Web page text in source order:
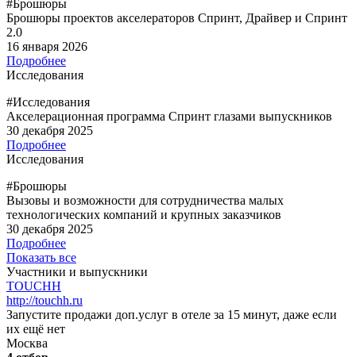
#Брошюры
Брошюры проектов акселераторов Спринт, Драйвер и Спринт
2.0
16 января 2026
Подробнее
Исследования
#Исследования
Акселерационная программа Спринт глазами выпускников
30 декабря 2025
Подробнее
Исследования
#Брошюры
Вызовы и возможности для сотрудничества малых
технологических компаний и крупных заказчиков
30 декабря 2025
Подробнее
Показать все
Участники и выпускники
TOUCHH
http://touchh.ru
Запустите продажи доп.услуг в отеле за 15 минут, даже если
их ещё нет
Москва